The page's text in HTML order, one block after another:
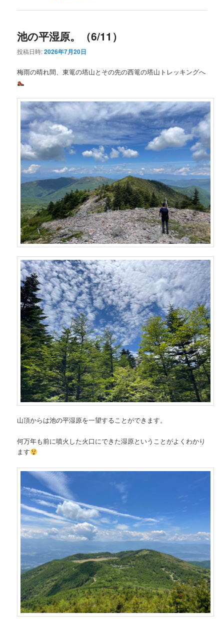
池の平湿原。（6/11）
投稿日時:2026年7月20日
梅雨の晴れ間、東篭の塔山とその先の西篭の塔山トレッキングへ
山頂からは池の平湿原を一望することができます。
何万年も前に噴火した火口にできた湿原ということがよくわかり
ます